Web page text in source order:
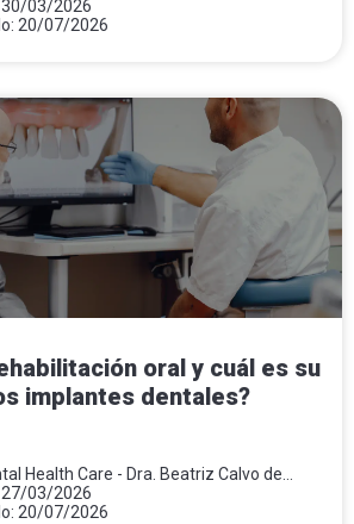
30/03/2026
20/07/2026
oral y cuál es su
implantes dentales?
Health Care - Dra. Beatriz Calvo de
27/03/2026
20/07/2026